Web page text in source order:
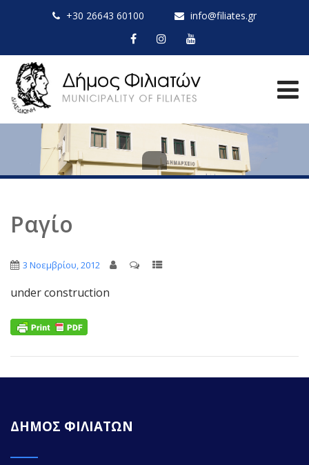
+30 26643 60100 info@filiates.gr
Ραγίο
3 Νοεμβρίου, 2012
under construction
ΔΗΜΟΣ ΦΙΛΙΑΤΩΝ